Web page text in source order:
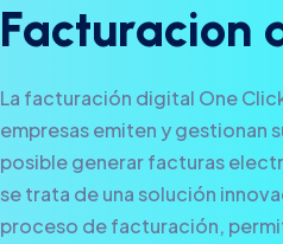
Facturacion d
La facturación digital One
empresas emiten y gestionan
posible generar facturas
se trata de una solución
proceso de facturación,